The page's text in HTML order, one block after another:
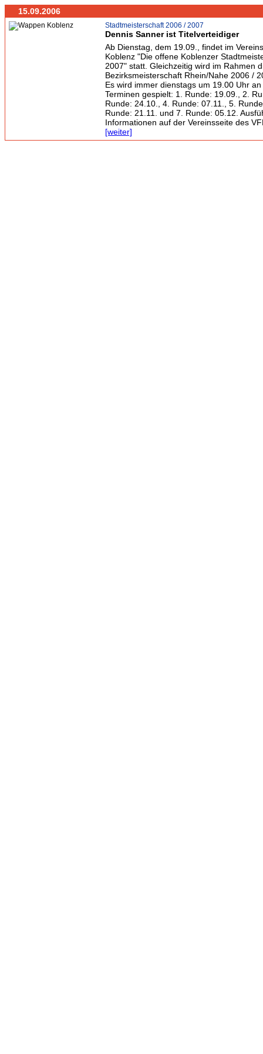
15.09.2006
Stadtmeisterschaft 2006 / 2007
Dennis Sanner ist Titelverteidiger
Ab Dienstag, dem 19.09., findet im
Koblenz "Die offene Koblenzer
2007" statt. Gleichzeitig wird im Rahmen
Bezirksmeisterschaft Rhein/Nahe 2006 /
Es wird immer dienstags um 19.00 Uhr
Terminen gespielt: 1. Runde: 19.09., 2.
Runde: 24.10., 4. Runde: 07.11., 5.
Runde: 21.11. und 7. Runde: 05.12.
Informationen auf der Vereinsseite des
[weiter]